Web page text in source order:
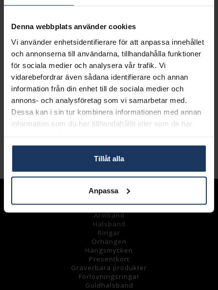
Denna webbplats använder cookies
Vi använder enhetsidentifierare för att anpassa innehållet
och annonserna till användarna, tillhandahålla funktioner
för sociala medier och analysera vår trafik. Vi
vidarebefordrar även sådana identifierare och annan
information från din enhet till de sociala medier och
annons- och analysföretag som vi samarbetar med.
Dessa kan i sin tur kombinera informationen med annan
information som du har tillhandahållit eller som de har
Tillåt alla
Anpassa
Lagervara.
Leveranstid 2-5 arbetsdagar.
Öppet köp i 30 dagar vid onlineköp.
INFO
HÖJD CA (MM)
35.5
VARUMÄRKE
Hallbergs Guld
MATERIAL
Silver
Andra köpte även
Armband
Halsband
Ringar
Örhängen
Hängsmycken
Presentkort
Graverbara produkter
Förlovningsringar
Guldhalsband